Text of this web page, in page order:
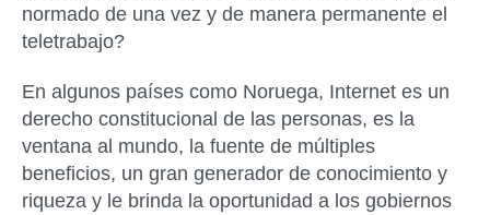
normado de una vez y de manera permanente el
teletrabajo?
En algunos países como Noruega, Internet es un
derecho constitucional de las personas, es la
ventana al mundo, la fuente de múltiples
beneficios, un gran generador de conocimiento y
riqueza y le brinda la oportunidad a los gobiernos